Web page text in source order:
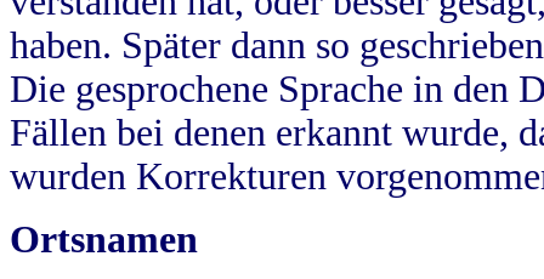
haben. Später dann so
Die gesprochene Sprache in
Fällen bei denen erkannt wurde,
wurden Korrekturen
Ortsnamen